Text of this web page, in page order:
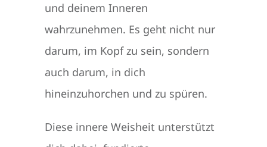
und deinem Inneren
wahrzunehmen. Es geht nicht nur
darum, im Kopf zu sein, sondern
auch darum, in dich
hineinzuhorchen und zu spüren.
Diese innere Weisheit unterstützt